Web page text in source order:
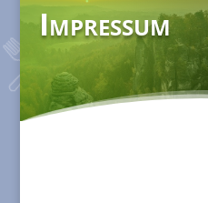
Impressum